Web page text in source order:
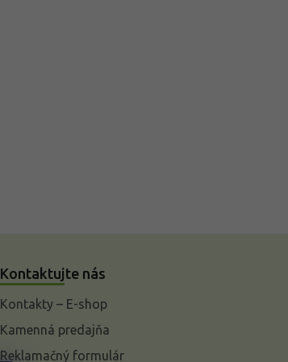
Kontaktujte nás
Kontakty – E-shop
Kamenná predajňa
Reklamačný formulár